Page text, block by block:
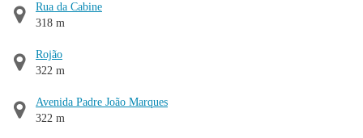
Rua da Cabine
318 m
Rojão
322 m
Avenida Padre João Marques
322 m